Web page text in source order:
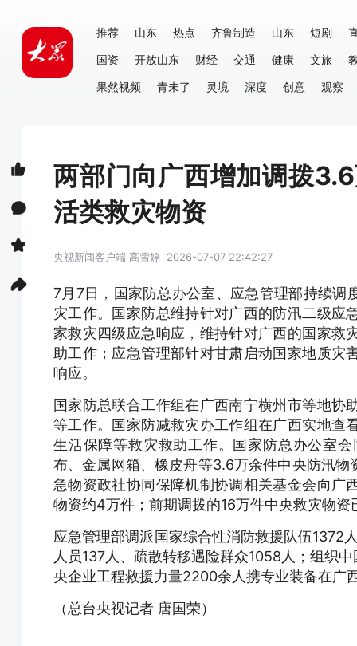
推荐 山东 热点 齐鲁制造 山东 短剧
国资
开放山东 财经 交通 健康 文旅
果然视频
青未了 灵境 深度 创意 观察
两部门向广西增加调拨
活类救灾物资
央视新闻客户端 高雪婷 2026-07-07 22:42:27
7月7日，国家防总办公室、应急管理部持续调
灾工作。国家防总维持针对广西的防汛二级应
家救灾四级应急响应，维持针对广西的国家救
助工作；应急管理部针对甘肃启动国家地质灾
响应。
国家防总联合工作组在广西南宁横州市等地协
等工作。国家防减救灾办工作组在广西实地查
生活保障等救灾救助工作。国家防总办公室
布、金属网箱、橡皮舟等3.6万余件中央防汛
急物资政社协同保障机制协调相关基金会向广
物资约4万件；前期调拨的16万件中央救灾物资
应急管理部调派国家综合性消防救援队伍1372
人员137人、疏散转移遇险群众1058人；组织
央企业工程救援力量2200余人携专业装备在广
（总台央视记者 唐国荣）